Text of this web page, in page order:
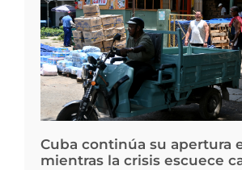
Cuba continúa su apertura
mientras la crisis escuece